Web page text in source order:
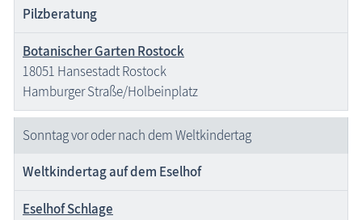
Pilzberatung
Botanischer Garten Rostock
18051 Hansestadt Rostock
Hamburger Straße/Holbeinplatz
Sonntag vor oder nach dem Weltkindertag
Weltkindertag auf dem Eselhof
Eselhof Schlage